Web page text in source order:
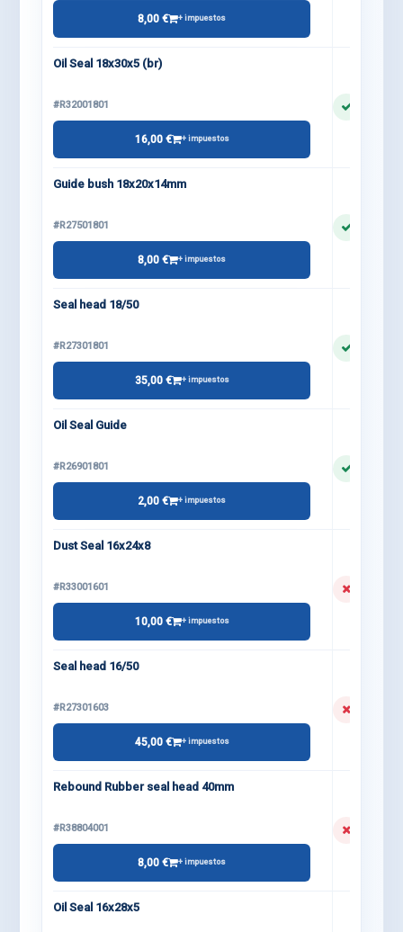
8,00 € + impuestos
Oil Seal 18x30x5 (br)
#R32001801
16,00 € + impuestos
Guide bush 18x20x14mm
#R27501801
8,00 € + impuestos
Seal head 18/50
#R27301801
35,00 € + impuestos
Oil Seal Guide
#R26901801
2,00 € + impuestos
Dust Seal 16x24x8
#R33001601
10,00 € + impuestos
Seal head 16/50
#R27301603
45,00 € + impuestos
Rebound Rubber seal head 40mm
#R38804001
8,00 € + impuestos
Oil Seal 16x28x5